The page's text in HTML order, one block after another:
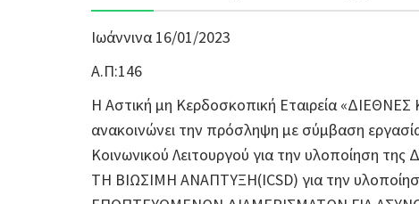
Ιωάννινα 16/01/2023
Α.Π:146
Η Αστική μη Κερδοσκοπική Εταιρεία
ανακοινώνει την πρόσληψη με σύμβαση
Κοινωνικού Λειτουργού για την υλοποίηση
ΤΗ ΒΙΩΣΙΜΗ ΑΝΑΠΤΥΞΗ(ICSD) για την